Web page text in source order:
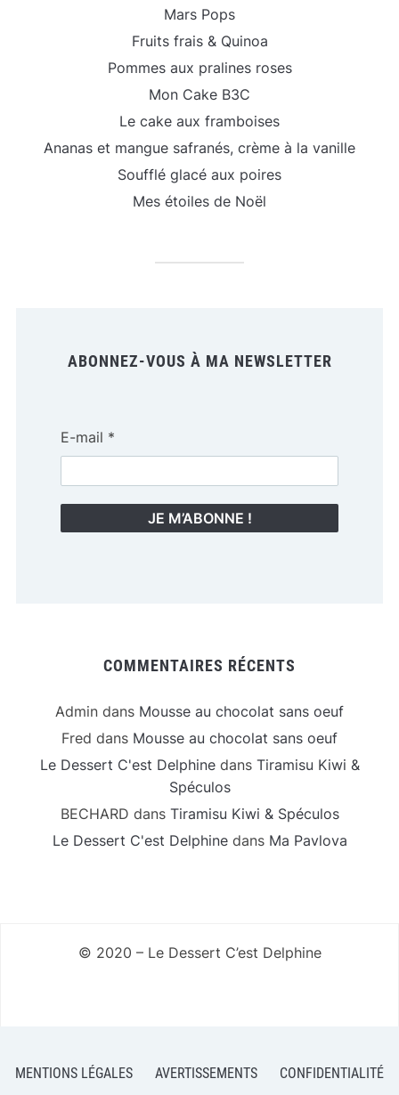
Mars Pops
Fruits frais & Quinoa
Pommes aux pralines roses
Mon Cake B3C
Le cake aux framboises
Ananas et mangue safranés, crème à la vanille
Soufflé glacé aux poires
Mes étoiles de Noël
ABONNEZ-VOUS À MA NEWSLETTER
E-mail *
COMMENTAIRES RÉCENTS
Admin dans Mousse au chocolat sans oeuf
Fred dans Mousse au chocolat sans oeuf
Le Dessert C'est Delphinedans Tiramisu Kiwi &
Spéculos
BECHARD dans Tiramisu Kiwi & Spéculos
Le Dessert C'est Delphinedans Ma Pavlova
© 2020 – Le Dessert C’est Delphine
MENTIONS LÉGALES AVERTISSEMENTS CONFIDENTIALITÉ